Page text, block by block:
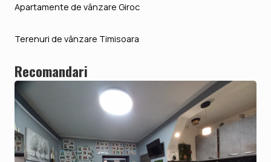
Apartamente de vânzare Giroc
Terenuri de vânzare Timisoara
Recomandari